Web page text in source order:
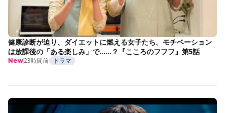
健康診断が迫り、ダイエットに燃える女子たち。モチベーション
は放課後の「ある楽しみ」で……？『こころのフフフ』第5話
New23時間前 ドラマ